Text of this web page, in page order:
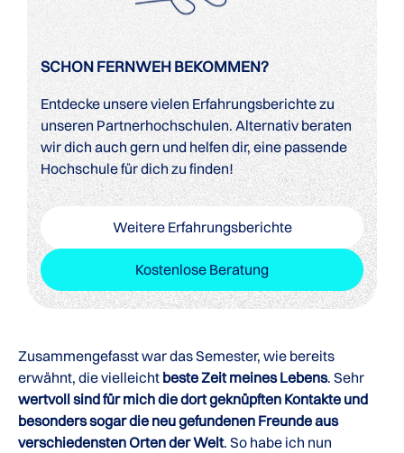
SCHON FERNWEH BEKOMMEN?
Entdecke unsere vielen Erfahrungsberichte zu
unseren Partnerhochschulen. Alternativ beraten
wir dich auch gern und helfen dir, eine passende
Hochschule für dich zu finden!
Weitere Erfahrungsberichte
Kostenlose Beratung
Zusammengefasst war das Semester, wie bereits
erwähnt, die vielleicht beste Zeit meines Lebens. Sehr
wertvoll sind für mich die dort geknüpften Kontakte und
besonders sogar die neu gefundenen Freunde aus
verschiedensten Orten der Welt. So habe ich nun